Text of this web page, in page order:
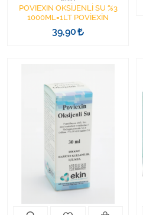
POVIEXIN OKSİJENLİ SU %3
1000ML=1LT POVİEXİN
39,90